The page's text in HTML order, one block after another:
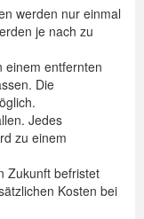
werden nur einmal
je nach zu
einem entfernten
Die
Jedes
zu einem
Zukunft befristet
Kosten bei